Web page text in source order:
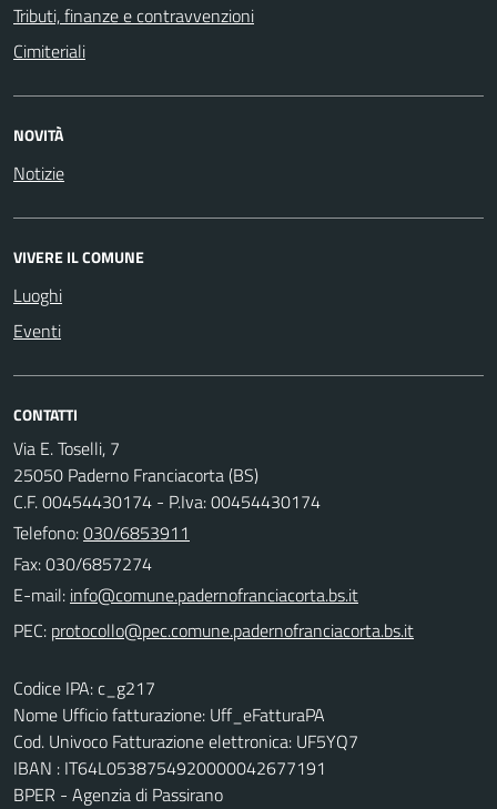
Tributi, finanze e contravvenzioni
Cimiteriali
NOVITÀ
Notizie
VIVERE IL COMUNE
Luoghi
Eventi
CONTATTI
Via E. Toselli, 7
25050 Paderno Franciacorta (BS)
C.F. 00454430174 - P.Iva: 00454430174
Telefono:030/6853911
Fax: 030/6857274
E-mail:
PEC:
Codice IPA: c_g217
Nome Ufficio fatturazione: Uff_eFatturaPA
Cod. Univoco Fatturazione elettronica: UF5YQ7
IBAN : IT64L0538754920000042677191
BPER - Agenzia di Passirano